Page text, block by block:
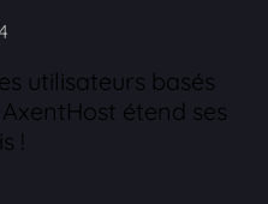
utilisateurs basés
étend ses
!